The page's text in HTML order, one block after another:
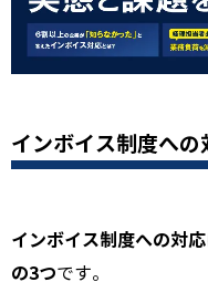
インボイス制度へ
インボイス制度への対
の3つです。